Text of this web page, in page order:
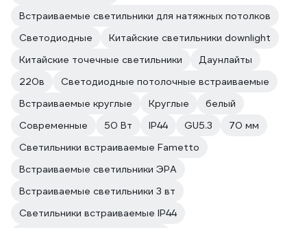
Встраиваемые светильники для натяжных потолков
Светодиодные
Китайские светильники downlight
Китайские точечные светильники
Даунлайты
220в
Светодиодные потолочные встраиваемые
Встраиваемые круглые
Круглые
белый
Современные
50 Вт IP44 GU5.3
70 мм
Светильники встраиваемые Fametto
Встраиваемые светильники ЭРА
Встраиваемые светильники 3 вт
Светильники встраиваемые IP44